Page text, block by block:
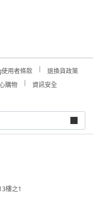
用者條款
退換貨政策
購物
資訊安全
樓之1